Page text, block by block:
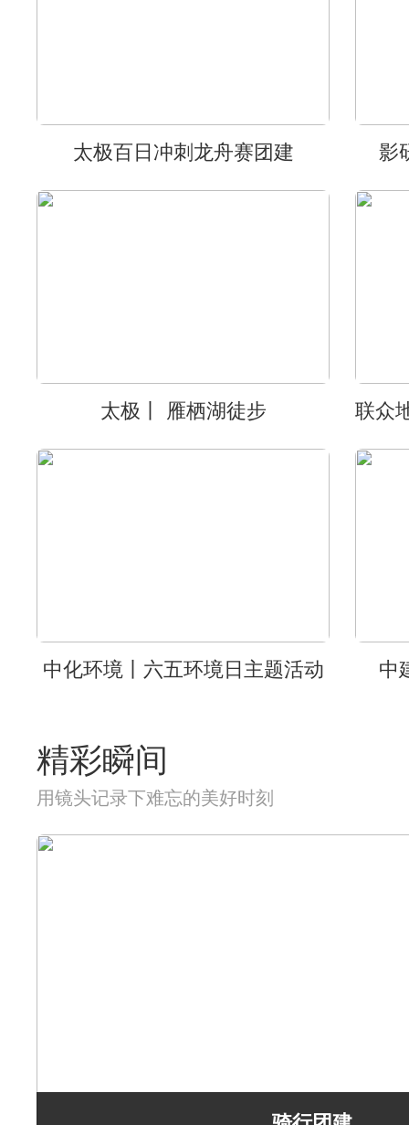
太极百日冲刺龙舟赛团建 影
太极丨 雁栖湖徒步
中化环境丨六五环境日主题活动 中
精彩瞬间
用镜头记录下难忘的美好时刻